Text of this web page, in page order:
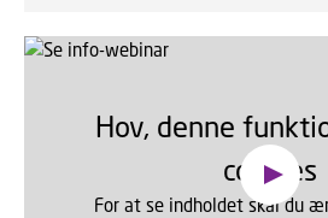
Hov, denne
cookies
For at se indholdet skal du